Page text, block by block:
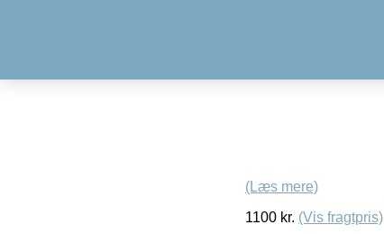
(Læs mere)
1100 kr. (Vis fragtpris)